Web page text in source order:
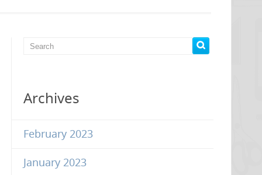
Archives
February 2023
January 2023